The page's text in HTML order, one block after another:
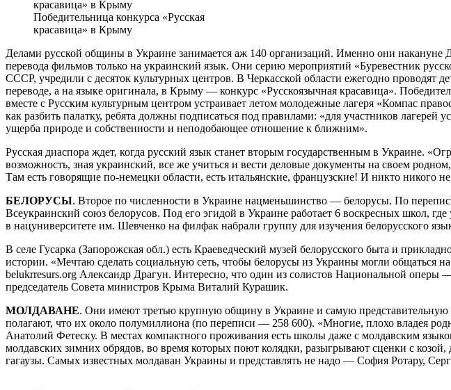
Победительница конкурса «Русская
красавица» в Крыму
Делами русской общины в Украине занимается аж 140 организаций. Именно они
перевода фильмов только на украинский язык. Они серию мероприятий «Буревестник
СССР, учредили с десяток культурных центров. В Черкасской области ежегодно проводят
переводе, а на языке оригинала, в Крыму — конкурс «Русскоязычная красавица».
вместе с Русским культурным центром устраивает летом молодежные лагеря «Компас
как разбить палатку, ребята должны подписаться под правилами: «для участников лагерей
ущерба природе и собственности и неподобающее отношение к ближним».
Русская диаспора ждет, когда русский язык станет вторым государственным в Украине.
возможность, зная украинский, все же учиться и вести деловые документы на своем
Там есть говорящие по-немецки области, есть итальянские, французские! И никто
БЕЛОРУСЫ. Второе по численности в Украине нацменьшинство — белорусы. По
Всеукраинский союз белорусов. Под его эгидой в Украине работает 6 воскресных школ,
в нацуниверситете им. Шевченко на филфак набрали группу для изучения белорусского
В селе Гусарка (Запорожская обл.) есть Краеведческий музей белорусского быта и
истории. «Мечтаю сделать социальную сеть, чтобы белорусы из Украины могли общаться
belukrresurs.org Александр Драгун. Интересно, что один из солистов Национальной
председатель Совета министров Крыма Виталий Курашик.
МОЛДАВАНЕ. Они имеют третью крупную общину в Украине и самую представительную
полагают, что их около полумиллиона (по переписи — 258 600). «Многие, плохо владея
Анатолий Фетеску. В местах компактного проживания есть школы даже с молдавским
молдавских зимних обрядов, во время которых поют колядки, разыгрывают сценки с
гагаузы. Самых известных молдаван Украины и представлять не надо — София Ротару,